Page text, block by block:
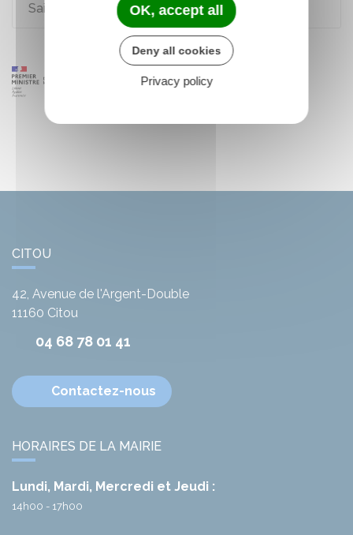
Saisir le juge de l'exécution (JEX)
CITOU
42, Avenue de l'Argent-Double
11160 Citou
04 68 78 01 41
Contactez-nous
HORAIRES DE LA MAIRIE
Lundi, Mardi, Mercredi et Jeudi :
14h00 - 17h00
OK, accept all
Deny all cookies
Privacy policy